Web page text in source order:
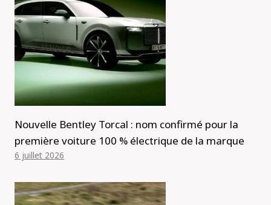
Nouvelle Bentley Torcal : nom confirmé pour la
première voiture 100 % électrique de la marque
6 juillet 2026